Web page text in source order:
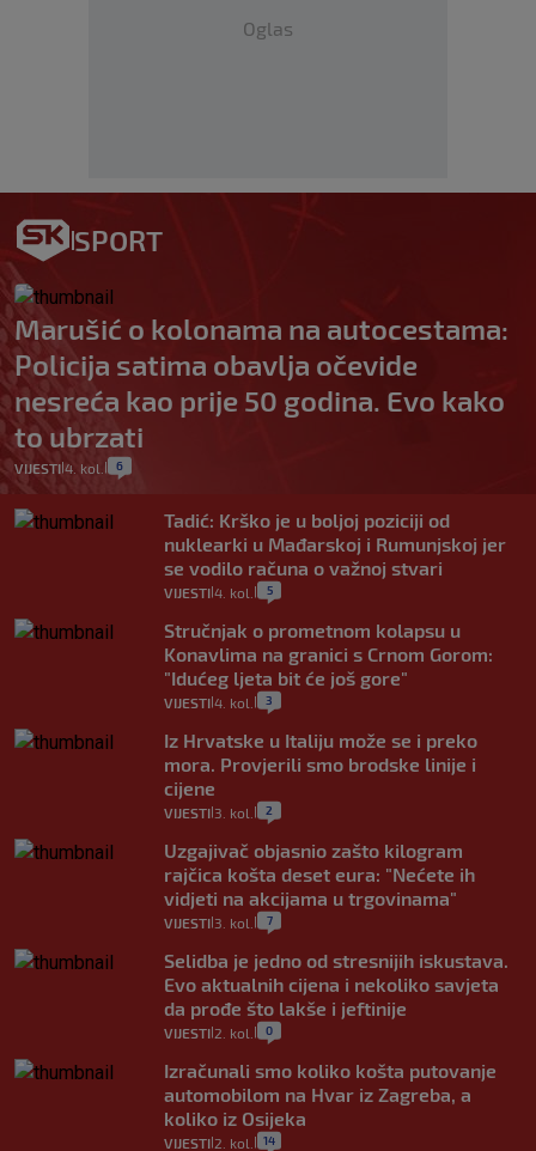
Oglas
SPORT
Marušić o kolonama na autocestama:
Policija satima obavlja očevide
nesreća kao prije 50 godina. Evo kako
to ubrzati
VIJESTI 4. kol. 6
Tadić: Krško je u boljoj poziciji od
nuklearki u Mađarskoj i Rumunjskoj jer
se vodilo računa o važnoj stvari
VIJESTI 4. kol. 5
Stručnjak o prometnom kolapsu u
Konavlima na granici s Crnom Gorom:
"Idućeg ljeta bit će još gore"
VIJESTI 4. kol. 3
Iz Hrvatske u Italiju može se i preko
mora. Provjerili smo brodske linije i
cijene
VIJESTI 3. kol. 2
Uzgajivač objasnio zašto kilogram
rajčica košta deset eura: "Nećete ih
vidjeti na akcijama u trgovinama"
VIJESTI 3. kol. 7
Selidba je jedno od stresnijih iskustava.
Evo aktualnih cijena i nekoliko savjeta
da prođe što lakše i jeftinije
VIJESTI 2. kol. 0
Izračunali smo koliko košta putovanje
automobilom na Hvar iz Zagreba, a
koliko iz Osijeka
VIJESTI 2. kol. 14